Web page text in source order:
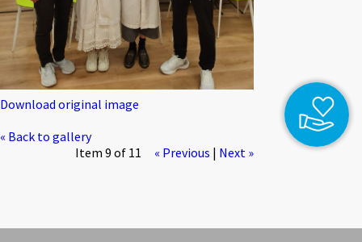
Download original image
« Back to gallery
Item 9 of 11
« Previous | Next »